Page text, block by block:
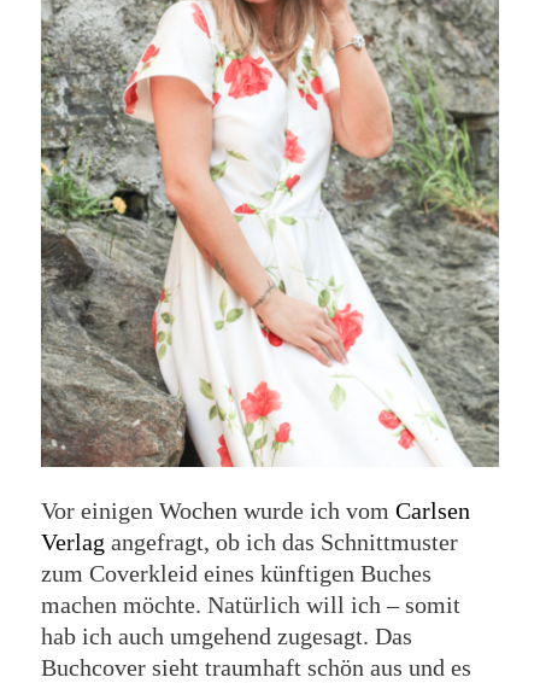
Vor einigen Wochen wurde ich vom Carlsen
Verlag angefragt, ob ich das Schnittmuster
zum Coverkleid eines künftigen Buches
machen möchte. Natürlich will ich – somit
hab ich auch umgehend zugesagt. Das
Buchcover sieht traumhaft schön aus und es